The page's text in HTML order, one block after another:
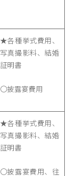
★各種挙式費用、
写真撮影料、結婚
証明書
〇披露宴費用
★各種挙式費用、
写真撮影料、結婚
証明書
〇披露宴費用、往